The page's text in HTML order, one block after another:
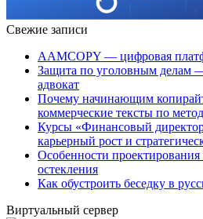
Свежие записи
AAMCOPY — цифровая
Защита по уголовным делам
адвокат
Почему начинающим
коммерческие тексты по
Курсы «Финансовый
карьерный рост и
Особенности
остекления
Как обустроить беседку в
Виртуальный сервер